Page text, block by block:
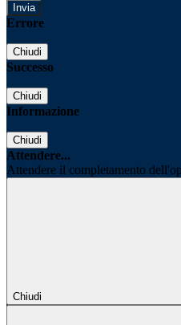
Errore
Chiudi
Successo
Chiudi
Informazione
Chiudi
Attendere...
Attendere il completamento
Chiudi